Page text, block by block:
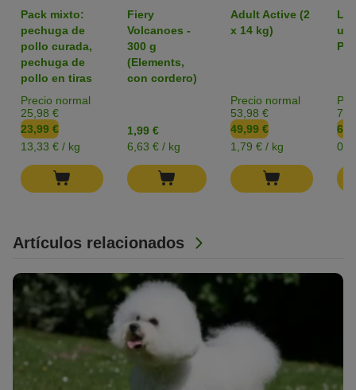
Artículos relacionados
Pack mixto:
pechuga de
pollo curada,
pechuga de
pollo en tiras
Precio normal
25,98 €
23,99 €
13,33 € / kg
pienso para
perros -
Formato de
prueba
Fiery
Volcanoes -
300 g
(Elements,
con cordero)
1,99 €
6,63 € / kg
perros - Pack
Ahorro
Adult Active (2
x 14 kg)
Precio normal
53,98 €
49,99 €
1,79 € / kg
L: